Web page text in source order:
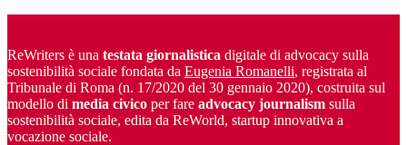
ReWriters è una testata giornalistica digitale di advocacy sulla
sostenibilità sociale fondata da Eugenia Romanelli, registrata al
Tribunale di Roma (n. 17/2020 del 30 gennaio 2020), costruita sul
modello di media civico per fare advocacy journalism sulla
sostenibilità sociale, edita da ReWorld, startup innovativa a
vocazione sociale.